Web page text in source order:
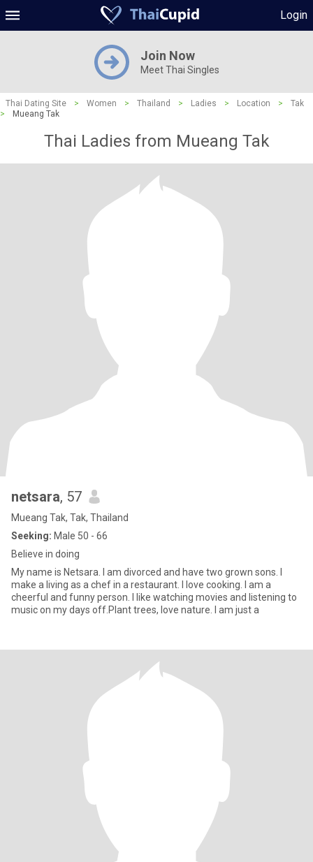
Login
Join Now
Meet Thai Singles
Thai Dating Site > Women > Thailand > Ladies > Location >
Tak
>
Mueang Tak
Thai Ladies from Mueang Tak
netsara, 57
Mueang Tak, Tak, Thailand
Seeking: Male 50 - 66
Believe in doing
My name is Netsara. I am divorced and have two grown sons. I
make a living as a chef in a restaurant. I love cooking. I am a
cheerful and funny person. I like watching movies and listening to
music on my days off.Plant trees, love nature. I am just a